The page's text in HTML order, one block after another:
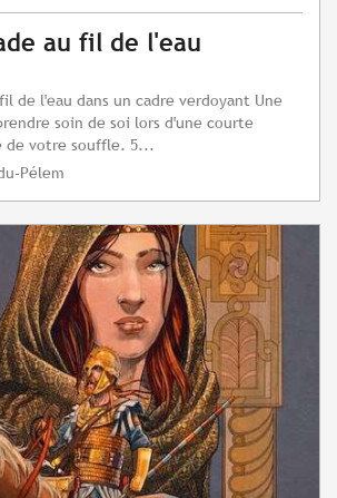
au fil de l'eau
de l'eau dans un cadre verdoyant Une
soin de soi lors d'une courte
de votre souffle. 5...
Pélem